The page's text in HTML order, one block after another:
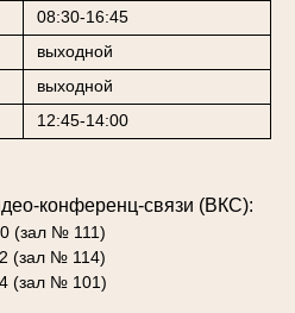
08:30-16:45
выходной
выходной
12:45-14:00
конференц-связи (ВКС):
(зал № 111)
(зал № 114)
(зал № 101)